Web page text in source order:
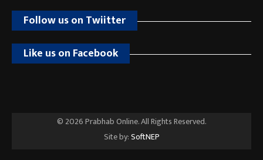
Follow us on Twiitter
Like us on Facebook
© 2026 Prabhab Online. All Rights Reserved.
Site by:SoftNEP